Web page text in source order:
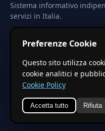
Sistema informativo
servizi in Italia.
Le stime pubblicate sono
territoriali regionali
costituiscono preventivo
© 2026 Aequilibrium —
Preferenze Cookie
Questo sito utilizza
cookie analitici e
Cookie Policy
Accetta tutto Rifiuta